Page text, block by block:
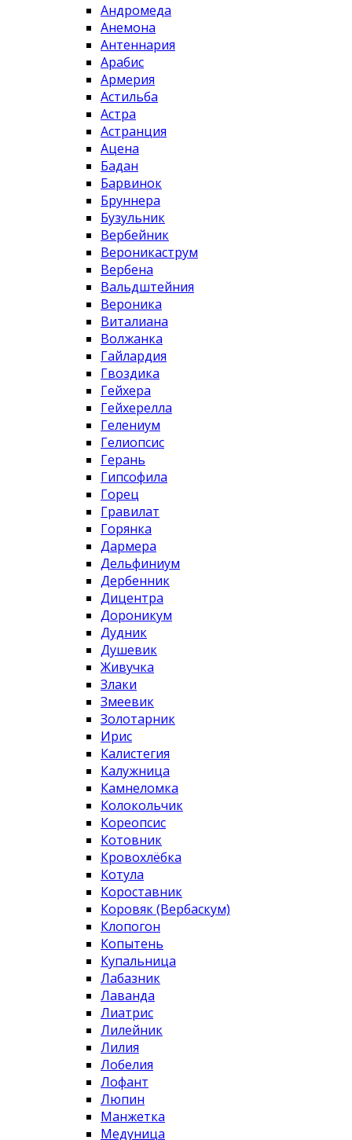
Андромеда
Анемона
Антеннария
Арабис
Армерия
Астильба
Астра
Астранция
Ацена
Бадан
Барвинок
Бруннера
Бузульник
Вербейник
Вероникаструм
Вербена
Вальдштейния
Вероника
Виталиана
Волжанка
Гайлардия
Гвоздика
Гейхера
Гейхерелла
Гелениум
Гелиопсис
Герань
Гипсофила
Горец
Гравилат
Горянка
Дармера
Дельфиниум
Дербенник
Дицентра
Дороникум
Дудник
Душевик
Живучка
Злаки
Змеевик
Золотарник
Ирис
Калистегия
Калужница
Камнеломка
Колокольчик
Кореопсис
Котовник
Кровохлёбка
Котула
Короставник
Коровяк (Вербаскум)
Клопогон
Копытень
Купальница
Лабазник
Лаванда
Лиатрис
Лилейник
Лилия
Лобелия
Лофант
Люпин
Манжетка
Медуница